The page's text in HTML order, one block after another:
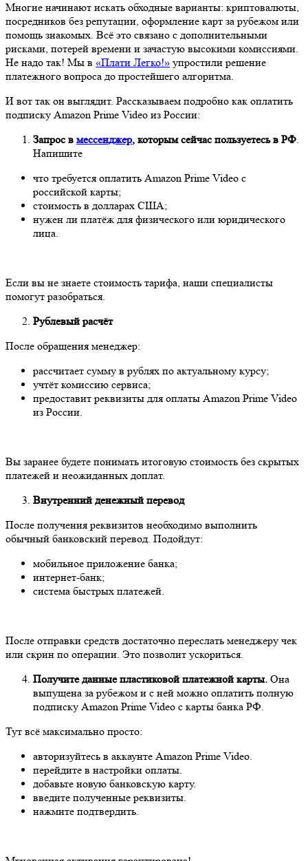
Многие начинают искать обходные варианты: криптовалюты,
посредников без репутации, оформление карт за рубежом или
помощь знакомых. Всё это связано с дополнительными
рисками, потерей времени и зачастую высокими комиссиями.
Не надо так! Мы в «Плати Легко!» упростили решение
платежного вопроса до простейшего алгоритма.
И вот так он выглядит. Рассказываем подробно как оплатить
подписку Amazon Prime Video из России:
Запрос в мессенджер, которым сейчас пользуетесь в РФ.
Напишите
что требуется оплатить Amazon Prime Video с
российской карты;
стоимость в долларах США;
нужен ли платёж для физического или юридического
лица.
Если вы не знаете стоимость тарифа, наши специалисты
помогут разобраться.
Рублевый расчёт
После обращения менеджер:
рассчитает сумму в рублях по актуальному курсу;
учтёт комиссию сервиса;
предоставит реквизиты для оплаты Amazon Prime Video
из России.
Вы заранее будете понимать итоговую стоимость без скрытых
платежей и неожиданных доплат.
Внутренний денежный перевод
После получения реквизитов необходимо выполнить
обычный банковский перевод. Подойдут:
мобильное приложение банка;
интернет-банк;
система быстрых платежей.
После отправки средств достаточно переслать менеджеру чек
или скрин по операции. Это позволит ускориться.
Получите данные пластиковой платежной карты. Она
выпущена за рубежом и с ней можно оплатить полную
подписку Amazon Prime Video с карты банка РФ.
Тут всё максимально просто:
авторизуйтесь в аккаунте Amazon Prime Video.
перейдите в настройки оплаты.
добавьте новую банковскую карту.
введите полученные реквизиты.
нажмите подтвердить.